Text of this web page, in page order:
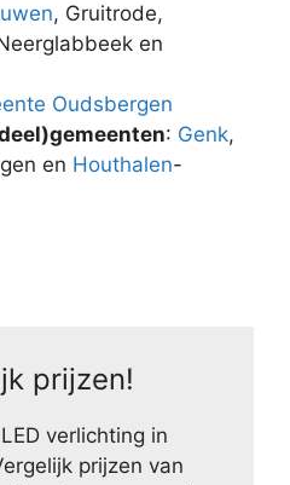
, Gruitrode,
en
Oudsbergen
: Genk,
en Houthalen-
prijzen!
verlichting in
prijzen van